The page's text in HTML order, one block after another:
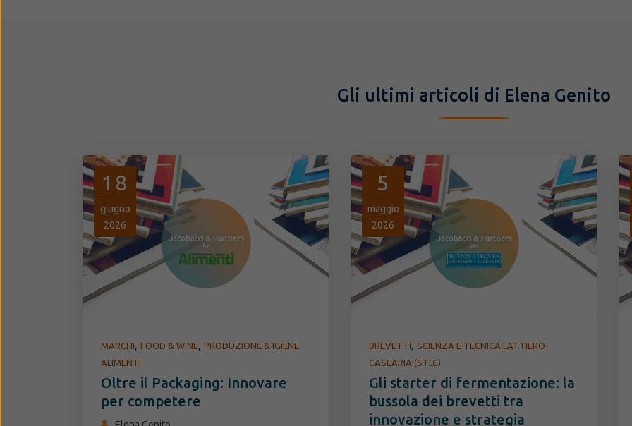
Gli ultimi articoli di Elena Genito
18
giugno
2026
MARCHI, FOOD & WINE, PRODUZIONE & IGIENE
ALIMENTI
Oltre il Packaging: Innovare
per competere
5
maggio
2026
BREVETTI, SCIENZA E TECNICA LATTIERO-
CASEARIA (STLC)
Gli starter di fermentazione: la
bussola dei brevetti tra
innovazione e strategia